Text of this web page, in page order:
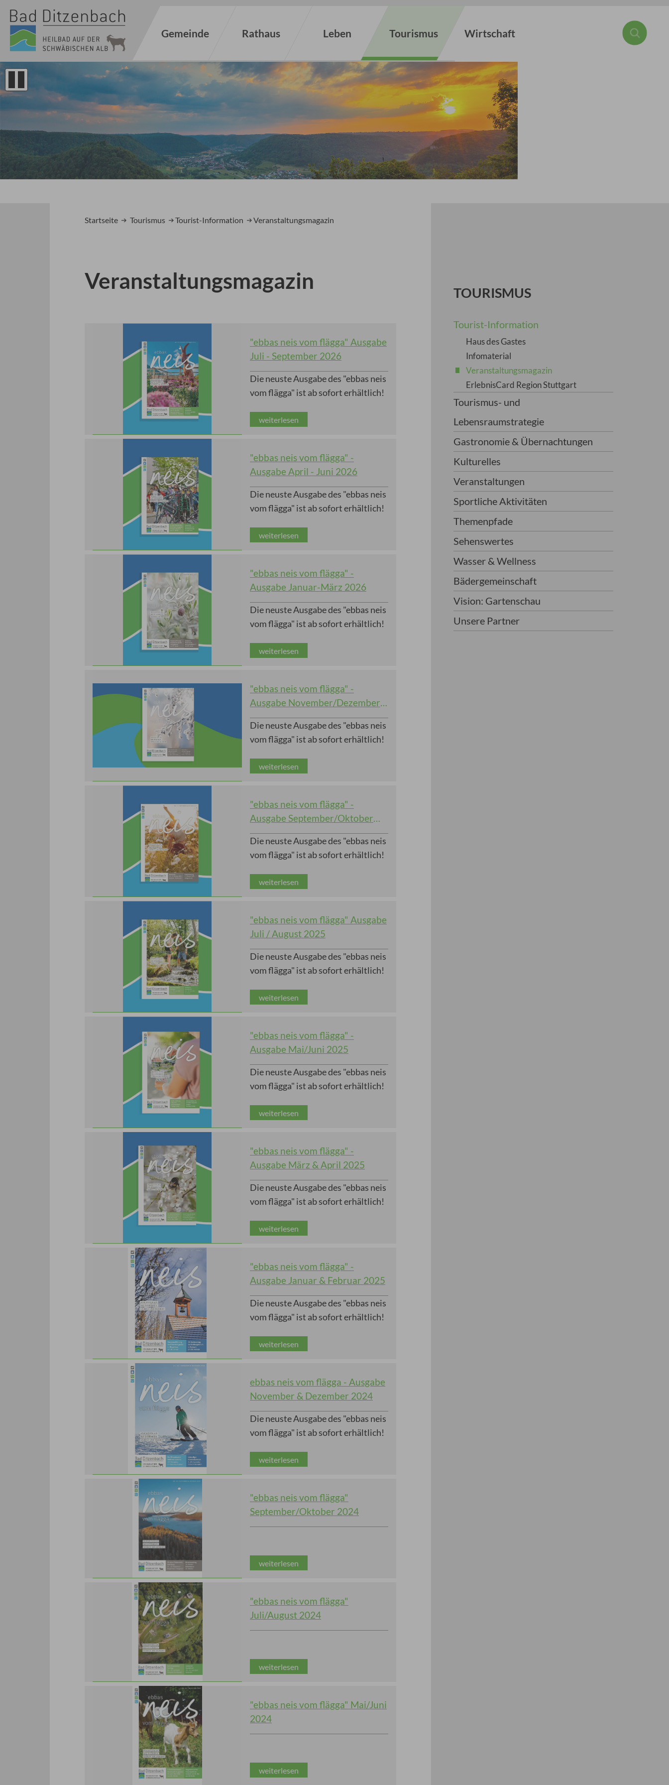
Gemeinde Rathaus Leben Tourismus Wirtschaft
Startseite Tourismus Tourist-Information Veranstaltungsmagazin
Veranstaltungsmagazin
"ebbas neis vom flägga" Ausgabe
Juli - September 2026
Die neuste Ausgabe des "ebbas neis
vom flägga" ist ab sofort erhältlich!
weiterlesen
"ebbas neis vom flägga" -
Ausgabe April - Juni 2026
Die neuste Ausgabe des "ebbas neis
vom flägga" ist ab sofort erhältlich!
weiterlesen
"ebbas neis vom flägga" -
Ausgabe Januar-März 2026
Die neuste Ausgabe des "ebbas neis
vom flägga" ist ab sofort erhältlich!
weiterlesen
"ebbas neis vom flägga" -
Ausgabe November/Dezember
2025
Die neuste Ausgabe des "ebbas neis
vom flägga" ist ab sofort erhältlich!
weiterlesen
"ebbas neis vom flägga" -
Ausgabe September/Oktober
2025
Die neuste Ausgabe des "ebbas neis
vom flägga" ist ab sofort erhältlich!
weiterlesen
"ebbas neis vom flägga" Ausgabe
Juli / August 2025
Die neuste Ausgabe des "ebbas neis
vom flägga" ist ab sofort erhältlich!
weiterlesen
"ebbas neis vom flägga" -
Ausgabe Mai/Juni 2025
Die neuste Ausgabe des "ebbas neis
vom flägga" ist ab sofort erhältlich!
weiterlesen
"ebbas neis vom flägga" -
Ausgabe März & April 2025
Die neuste Ausgabe des "ebbas neis
vom flägga" ist ab sofort erhältlich!
weiterlesen
"ebbas neis vom flägga" -
Ausgabe Januar & Februar 2025
Die neuste Ausgabe des "ebbas neis
vom flägga" ist ab sofort erhältlich!
weiterlesen
ebbas neis vom flägga - Ausgabe
November & Dezember 2024
Die neuste Ausgabe des "ebbas neis
vom flägga" ist ab sofort erhältlich!
weiterlesen
"ebbas neis vom flägga"
September/Oktober 2024
weiterlesen
"ebbas neis vom flägga"
Juli/August 2024
weiterlesen
"ebbas neis vom flägga" Mai/Juni
2024
weiterlesen
TOURISMUS
Tourist-Information
Haus des Gastes
Infomaterial
Veranstaltungsmagazin
ErlebnisCard Region Stuttgart
Tourismus- und
Lebensraumstrategie
Gastronomie & Übernachtungen
Kulturelles
Veranstaltungen
Sportliche Aktivitäten
Themenpfade
Sehenswertes
Wasser & Wellness
Bädergemeinschaft
Vision: Gartenschau
Unsere Partner